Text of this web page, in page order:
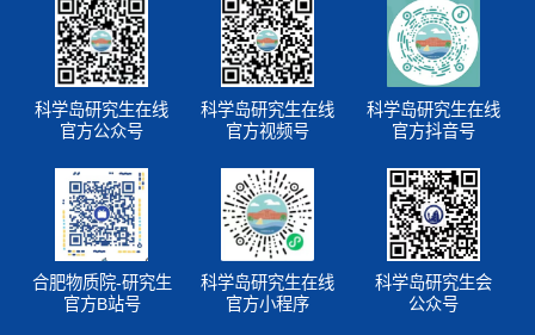
科学岛研究生在线
官方公众号
科学岛研究生在线
官方视频号
科学岛研究生在线
官方抖音号
合肥物质院-研究生
官方B站号
科学岛研究生在线
官方小程序
科学岛研究生会
公众号